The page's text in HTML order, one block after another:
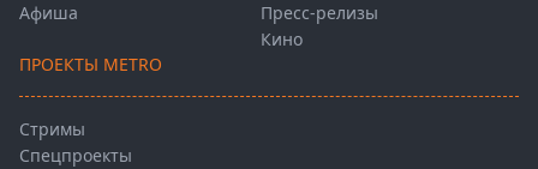
Афиша
Пресс-релизы
Кино
ПРОЕКТЫ METRO
Стримы
Спецпроекты